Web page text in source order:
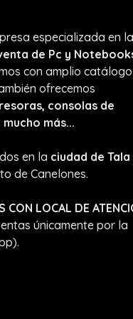
especializada en la
de Pc y
con amplio catálogo
ofrecemos
consolas de
más...
en la ciudad de Tala
de Canelones.
CON LOCAL DE
únicamente por la